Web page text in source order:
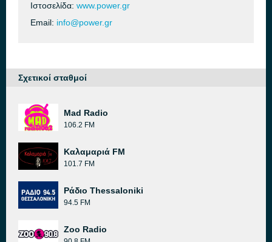
Ιστοσελίδα: www.power.gr
Email: info@power.gr
Σχετικοί σταθμοί
Mad Radio
106.2 FM
Καλαμαριά FM
101.7 FM
Ράδιο Thessaloniki
94.5 FM
Zoo Radio